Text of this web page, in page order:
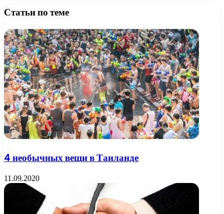
Статьи по теме
4 необычных вещи в Таиланде
11.09.2020